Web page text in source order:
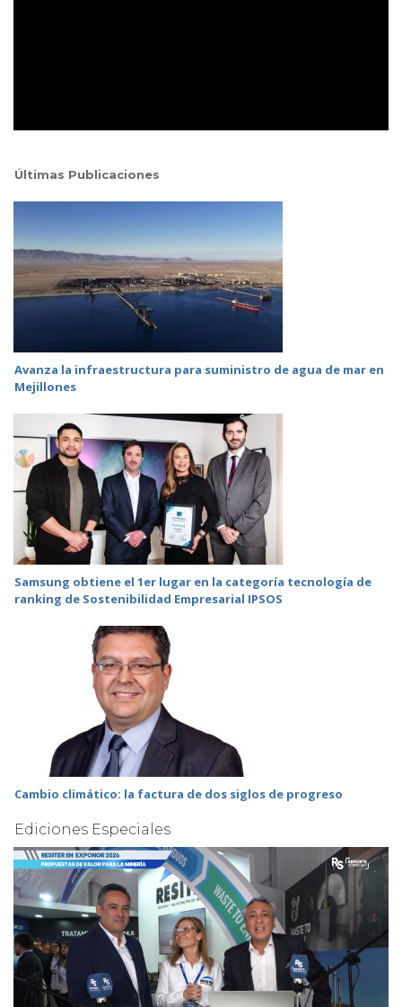
Últimas Publicaciones
Avanza la infraestructura para suministro de agua de mar en
Mejillones
Samsung obtiene el 1er lugar en la categoría tecnología de
ranking de Sostenibilidad Empresarial IPSOS
Cambio climático: la factura de dos siglos de progreso
Ediciones Especiales